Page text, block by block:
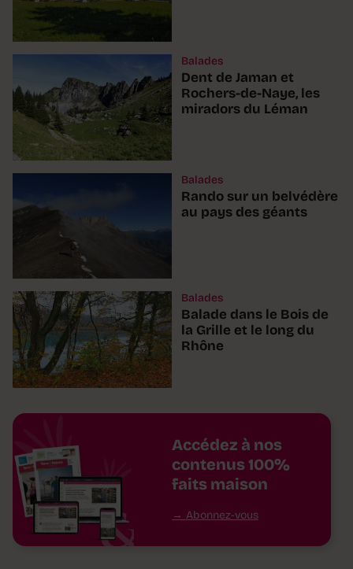
Balades
Dent de Jaman et
Rochers-de-Naye, les
miradors du Léman
Balades
Rando sur un belvédère
au pays des géants
Balades
Balade dans le Bois de
la Grille et le long du
Rhône
Accédez à nos
contenus 100%
faits maison
Abonnez-vous